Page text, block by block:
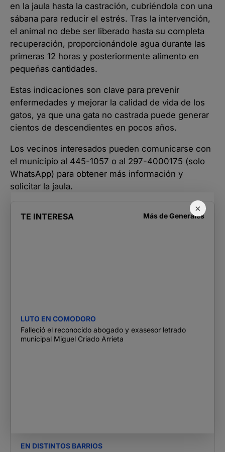
×
en la jaula hasta la castración, cubriéndola con una
sábana para reducir el estrés. Tras la intervención,
el animal no debe ser liberado hasta su completa
recuperación, proporcionándole agua durante las
primeras 12 horas y posteriormente alimento en
pequeñas cantidades.
Estas indicaciones son clave para prevenir
enfermedades y mejorar la calidad de vida de los
gatos, ya que una gata no castrada puede generar
cientos de descendientes en pocos años.
Los vecinos interesados pueden comunicarse con
el municipio al 445-1057 o al 297-4000175 (solo
WhatsApp) para obtener más información y
solicitar la jaula.
TE INTERESA Más deGenerales
LUTO EN COMODORO
Falleció el reconocido abogado y exasesor letrado
municipal Miguel Criado Arrieta
EN DISTINTOS BARRIOS